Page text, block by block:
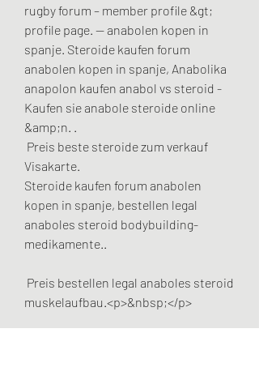
rugby forum – member profile &gt;
profile page. — anabolen kopen in
spanje. Steroide kaufen forum
anabolen kopen in spanje, Anabolika
anapolon kaufen anabol vs steroid -
Kaufen sie anabole steroide online
&amp;n. .
Visakarte.
Steroide kaufen forum anabolen
kopen in spanje, bestellen legal
anaboles steroid bodybuilding-
medikamente..
muskelaufbau.<p>&nbsp;</p>